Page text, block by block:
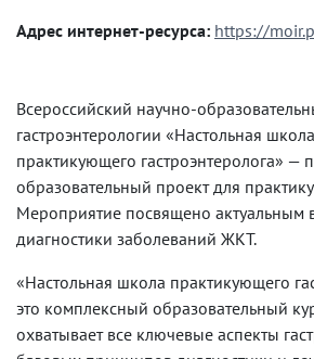
Адрес интернет-ресурса: https://
Всероссийский научно-
гастроэнтерологии «Настольная школа
практикующего гастроэнтеролога» —
образовательный проект для
Мероприятие посвящено актуальным
диагностики заболеваний ЖКТ.
«Настольная школа практикующего
это комплексный образовательный
охватывает все ключевые аспекты